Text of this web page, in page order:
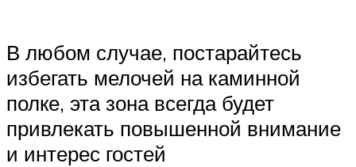
В любом случае, постарайтесь
избегать мелочей на каминной
полке, эта зона всегда будет
привлекать повышенной внимание
и интерес гостей